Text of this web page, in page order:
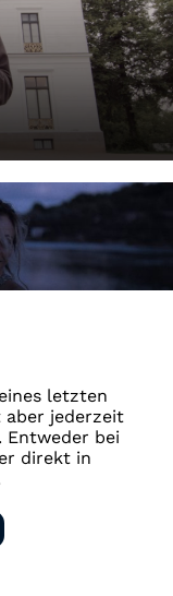
letzten
aber jederzeit
Entweder bei
direkt in